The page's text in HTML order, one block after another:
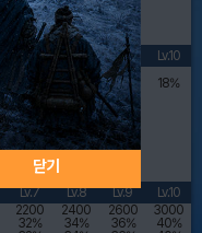
공격력을 증가 (3턴)
Lv.7 Lv.8 Lv.9
Lv.10
15.3% 16.2% 18%
종 효과를 무작위로 부여
회복 (확률 100%)
증가 (3턴· 확률 60%)
증가 (3턴· 확률 60%)
Lv.7 Lv.8 Lv.9
Lv.10
2200
32%
2400
34%
2600
36%
3000
40%
닫기